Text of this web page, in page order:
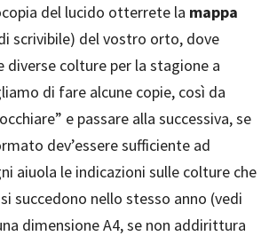
del lucido otterrete la mappa
scrivibile) del vostro orto, dove
diverse colture per la stagione a
di fare alcune copie, così da
e passare alla successiva, se
dev’essere sufficiente ad
aiuola le indicazioni sulle colture che
succedono nello stesso anno (vedi
dimensione A4, se non addirittura